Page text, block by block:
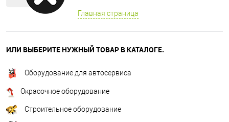
Главная страница
ИЛИ ВЫБЕРИТЕ НУЖНЫЙ ТОВАР В КАТАЛОГЕ.
Оборудование для автосервиса
Окрасочное оборудование
Строительное оборудование